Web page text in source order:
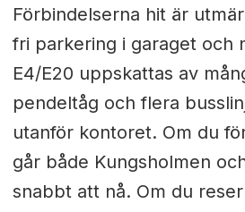
Förbindelserna hit är
fri parkering i garaget och
E4/E20 uppskattas av
pendeltåg och flera
utanför kontoret. Om du
går både Kungsholmen
snabbt att nå. Om du